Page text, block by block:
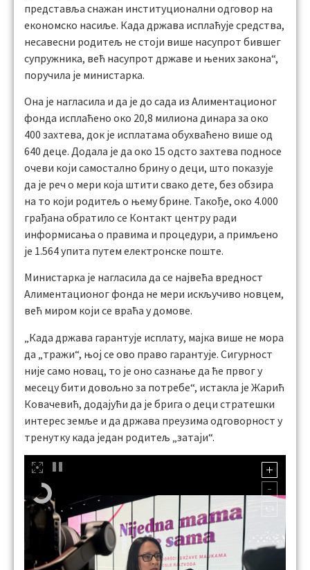
представља снажан институционални одговор на
економско насиље. Када држава исплаћује средства,
несавесни родитељ не стоји више насупрот бившег
супружника, већ насупрот државе и њених закона“,
поручила је министарка.
Она је нагласила и да је до сада из Алиментационог
фонда исплаћено око 20,8 милиона динара за око
400 захтева, док је исплатама обухваћено више од
640 деце. Додала је да око 15 одсто захтева подносе
очеви који самостално брину о деци, што показује
да је реч о мери која штити свако дете, без обзира
на то који родитељ о њему брине. Такође, око 4.000
грађана обратило се Контакт центру ради
информисања о правима и процедури, а примљено
је 1.564 упита путем електронске поште.
Министарка је нагласила да се највећа вредност
Алиментационог фонда не мери искључиво новцем,
већ миром који се враћа у домове.
„Када држава гарантује исплату, мајка више не мора
да „тражи“, њој се ово право гарантује. Сигурност
није само новац, то је оно сазнање да ће првог у
месецу бити довољно за потребе“, истакла је Жарић
Ковачевић, додајући да је брига о деци стратешки
интерес земље и да држава преузима одговорност у
тренутку када један родитељ „затаји“.